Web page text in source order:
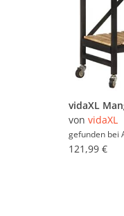
von vidaXL
gefunden bei
121,99 €